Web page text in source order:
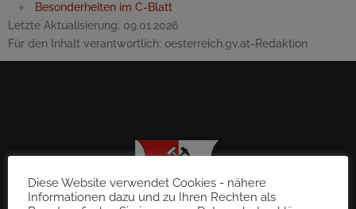
Besonderheiten im C-Blatt
Letzte Aktualisierung: 09.01.2026
Für den Inhalt verantwortlich: oesterreich.gv.at-Redaktion
Diese Website verwendet Cookies - nähere
Informationen dazu und zu Ihren Rechten als